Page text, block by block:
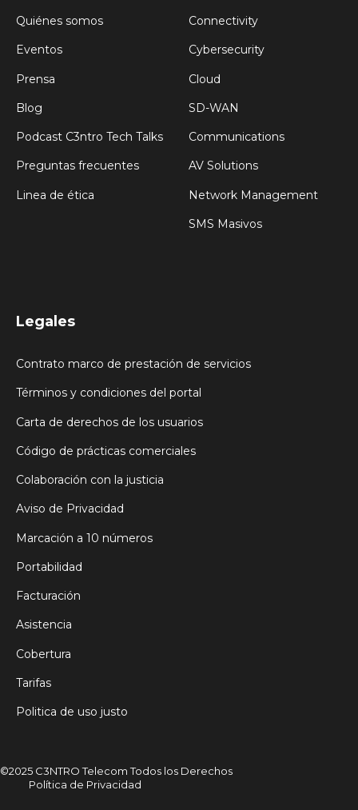
Quiénes somos
Eventos
Prensa
Blog
Podcast C3ntro Tech Talks
Preguntas frecuentes
Linea de ética
Connectivity
Cybersecurity
Cloud
SD-WAN
Communications
AV Solutions
Network Management
SMS Masivos
Legales
Contrato marco de prestación de servicios
Términos y condiciones del portal
Carta de derechos de los usuarios
Código de prácticas comerciales
Colaboración con la justicia
Aviso de Privacidad
Marcación a 10 números
Portabilidad
Facturación
Asistencia
Cobertura
Tarifas
Politica de uso justo
©2025 C3NTRO Telecom Todos los Derechos
Política de Privacidad